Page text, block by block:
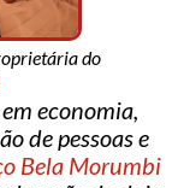
do
economia,
de pessoas e
Bela Morumbi